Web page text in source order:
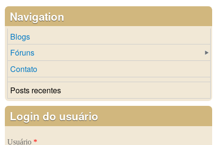
Navigation
Blogs
Fóruns
Contato
Posts recentes
Login do usuário
Usuário *